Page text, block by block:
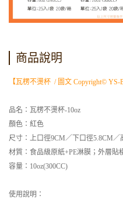
商品說明
【瓦楞不燙杯 / 圖文 Copyright© YS-
品名：瓦楞不燙杯-10oz
顏色：紅色
尺寸：上口徑9CM／下口徑5.8CM／
材質：食品級原紙+PE淋膜；外層貼
容量：10oz(300CC)
使用說明：